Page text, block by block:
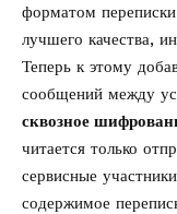
форматом
лучшего качества,
Теперь к этому
сообщений между
сквозное
читается только
сервисные
содержимое